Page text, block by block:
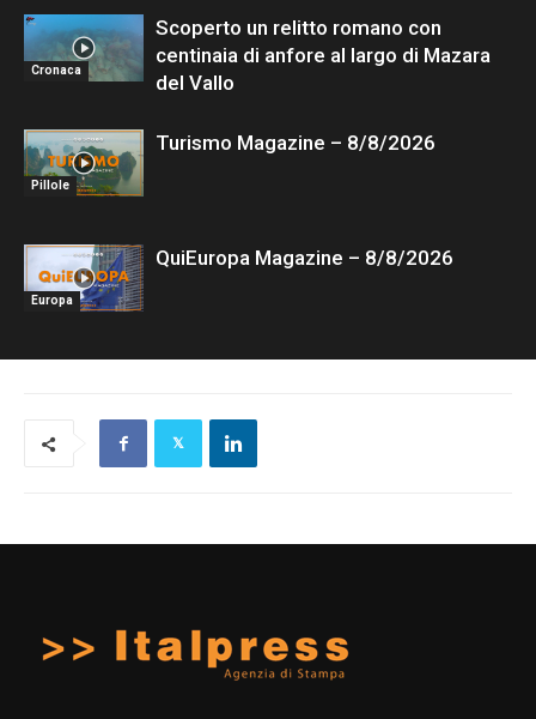
Cronaca
Scoperto un relitto romano con
centinaia di anfore al largo di Mazara
del Vallo
Pillole
Turismo Magazine – 8/8/2026
Europa
QuiEuropa Magazine – 8/8/2026